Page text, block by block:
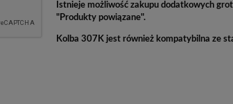
Istnieje możliwość zakupu dodatkowych
"Produkty powiązane".
Kolba 307K jest również kompatybilna ze